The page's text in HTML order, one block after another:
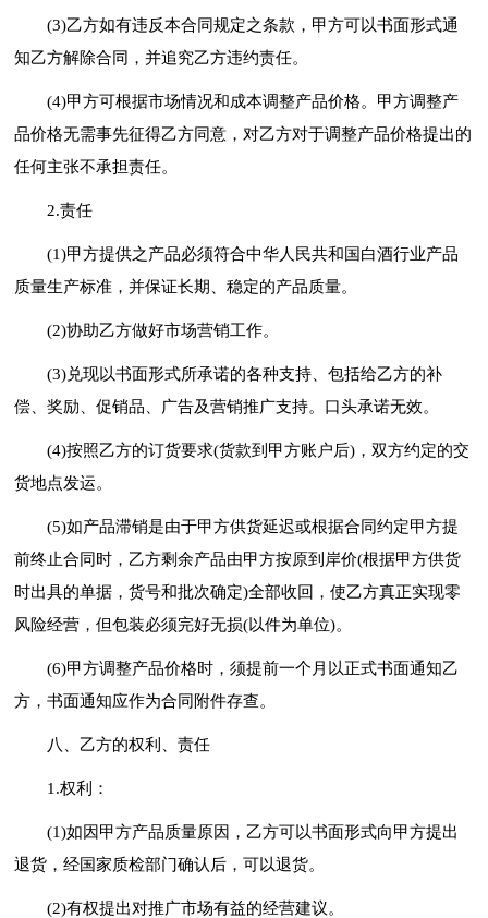
(3)乙方如有违反本合同规定之条款，甲方可以书面形式通
知乙方解除合同，并追究乙方违约责任。
(4)甲方可根据市场情况和成本调整产品价格。甲方调整产
品价格无需事先征得乙方同意，对乙方对于调整产品价格提出的
任何主张不承担责任。
2.责任
(1)甲方提供之产品必须符合中华人民共和国白酒行业产品
质量生产标准，并保证长期、稳定的产品质量。
(2)协助乙方做好市场营销工作。
(3)兑现以书面形式所承诺的各种支持、包括给乙方的补
偿、奖励、促销品、广告及营销推广支持。口头承诺无效。
(4)按照乙方的订货要求(货款到甲方账户后)，双方约定的交
货地点发运。
(5)如产品滞销是由于甲方供货延迟或根据合同约定甲方提
前终止合同时，乙方剩余产品由甲方按原到岸价(根据甲方供货
时出具的单据，货号和批次确定)全部收回，使乙方真正实现零
风险经营，但包装必须完好无损(以件为单位)。
(6)甲方调整产品价格时，须提前一个月以正式书面通知乙
方，书面通知应作为合同附件存查。
八、乙方的权利、责任
1.权利：
(1)如因甲方产品质量原因，乙方可以书面形式向甲方提出
退货，经国家质检部门确认后，可以退货。
(2)有权提出对推广市场有益的经营建议。